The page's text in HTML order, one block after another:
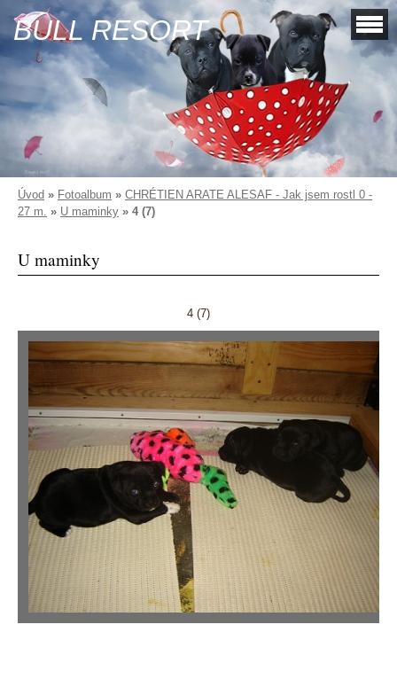
BULL RESORT
Úvod » Fotoalbum » CHRÉTIEN ARATE ALESAF - Jak jsem rostl 0 -
27 m. » U maminky » 4 (7)
U maminky
4 (7)